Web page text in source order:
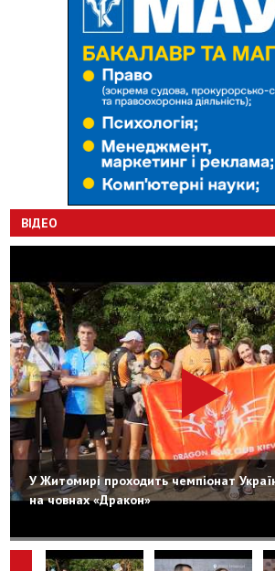
ВІДЕО
У Житомирі проходить чемпіонат
на човнах «Дракон»